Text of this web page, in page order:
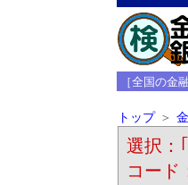
［全国の金
トップ
選択：
コード